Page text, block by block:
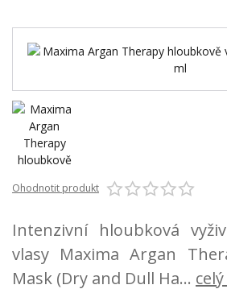
Ohodnotit produkt
Intenzivní hloubková
vlasy Maxima Argan
Mask (Dry and Dull Ha...